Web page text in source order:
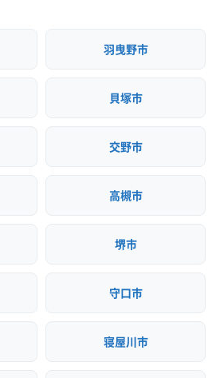
奈良県知事：第02900176979号
羽曳野市
貝塚市
交野市
高槻市
堺市
守口市
寝屋川市